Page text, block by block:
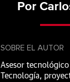
Por
SOBRE EL AUTOR
Asesor
Tecnología,